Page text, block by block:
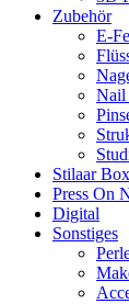
Zubehör
E-
Nail
Stilaar Box
Press On
Digital
Sonstiges